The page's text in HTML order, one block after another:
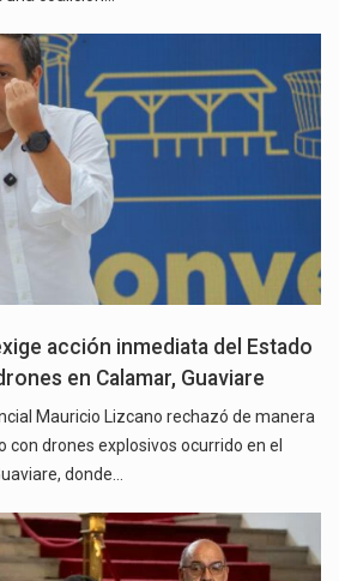
acción inmediata del Estado
en Calamar, Guaviare
Mauricio Lizcano rechazó de manera
drones explosivos ocurrido en el
donde…